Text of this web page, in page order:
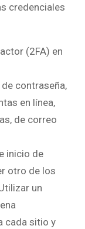
credenciales
(2FA) en
contraseña,
en línea,
de correo
inicio de
otro de los
un
cada sitio y